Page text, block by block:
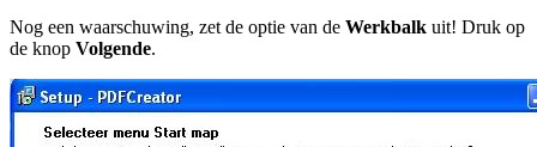
Nog een waarschuwing, zet de optie van de Werkbalk uit! Druk op
de knop Volgende.